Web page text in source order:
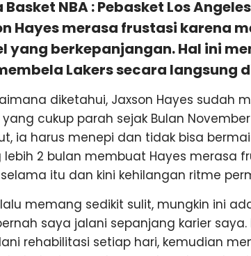
Basket NBA : Pebasket Los
Hayes merasa frustasi karena
yang berkepanjangan. Hal ini
Lakers secara langsung
diketahui, Jaxson Hayes sudah
yang cukup parah sejak Bulan
ia harus menepi dan tidak bisa
lebih 2 bulan membuat Hayes merasa
itu dan kini kehilangan ritme
lalu memang sedikit sulit, mungkin ini
saya jalani sepanjang karier
rehabilitasi setiap hari, kemudian